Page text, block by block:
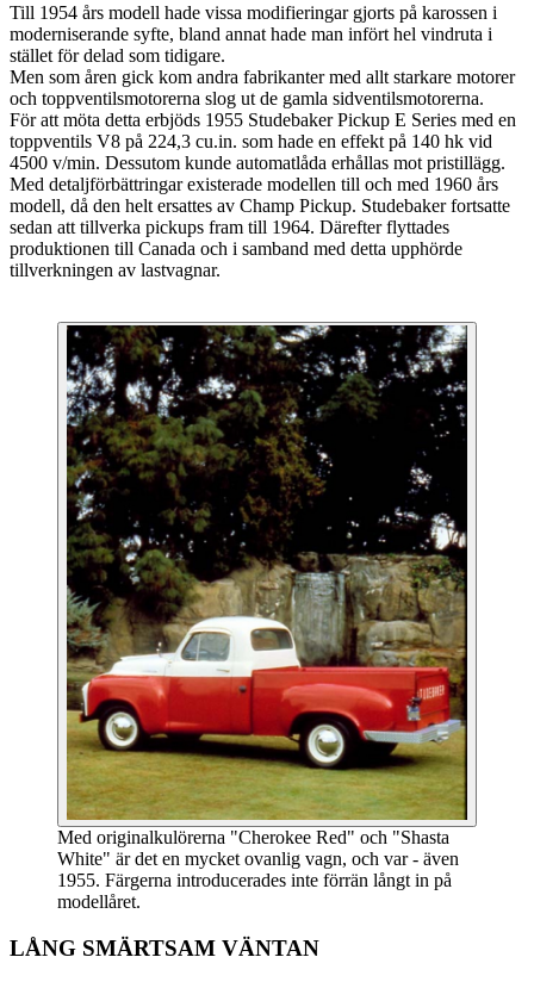
Till 1954 års modell hade vissa modifieringar gjorts på karossen i
moderniserande syfte, bland annat hade man infört hel vindruta i
stället för delad som tidigare.
Men som åren gick kom andra fabrikanter med allt starkare motorer
och toppventilsmotorerna slog ut de gamla sidventilsmotorerna.
För att möta detta erbjöds 1955 Studebaker Pickup E Series med en
toppventils V8 på 224,3 cu.in. som hade en effekt på 140 hk vid
4500 v/min. Dessutom kunde automatlåda erhållas mot pristillägg.
Med detaljförbättringar existerade modellen till och med 1960 års
modell, då den helt ersattes av Champ Pickup. Studebaker fortsatte
sedan att tillverka pickups fram till 1964. Därefter flyttades
produktionen till Canada och i samband med detta upphörde
tillverkningen av lastvagnar.
Med originalkulörerna "Cherokee Red" och "Shasta
White" är det en mycket ovanlig vagn, och var - även
1955. Färgerna introducerades inte förrän långt in på
modellåret.
LÅNG SMÄRTSAM VÄNTAN